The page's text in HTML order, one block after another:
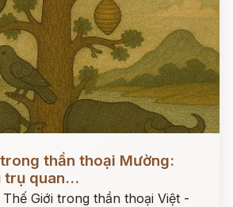
thần thoại Mường:
trụ quan...
Giới trong thần thoại Việt -